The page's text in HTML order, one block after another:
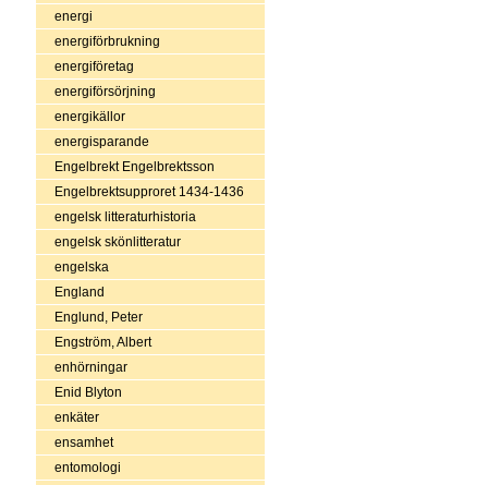
energi
energiförbrukning
energiföretag
energiförsörjning
energikällor
energisparande
Engelbrekt Engelbrektsson
Engelbrektsupproret 1434-1436
engelsk litteraturhistoria
engelsk skönlitteratur
engelska
England
Englund, Peter
Engström, Albert
enhörningar
Enid Blyton
enkäter
ensamhet
entomologi